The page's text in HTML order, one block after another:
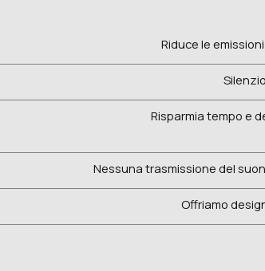
Riduce le
Risparmia tempo e
Nessuna trasmissione del
Offriamo